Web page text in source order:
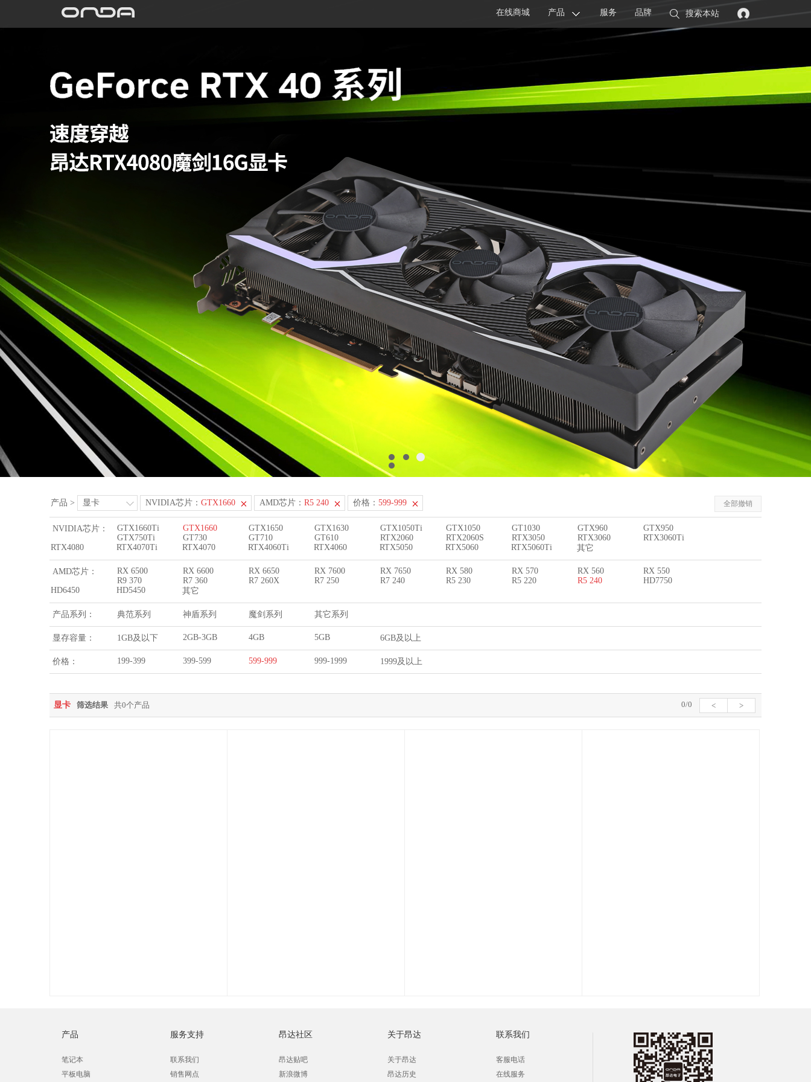
搜索本站
品牌
服务
产品
在线商城
笔记本 显卡 主板
产品 > 显卡 NVIDIA芯片： GTX1660 AMD芯片： R5 240 价格： 599-999 全部撤销
NVIDIA芯片： GTX1660Ti GTX1660 GTX1650 GTX1630 GTX1050Ti GTX1050 GT1030 GTX960
GTX950
GTX750Ti
GT730 GT710 GT610 RTX2060 RTX2060S RTX3050 RTX3060
RTX3060Ti
RTX4080
RTX4070Ti RTX4070 RTX4060Ti RTX4060 RTX5050 RTX5060 RTX5060Ti 其它
AMD芯片： RX 6500 RX 6600 RX 6650 RX 7600 RX 7650 RX 580 RX 570 RX 560
RX 550
R9 370
R7 360 R7 260X R7 250 R7 240 R5 230 R5 220 R5 240
HD7750
HD6450
HD5450 其它
产品系列： 典范系列 神盾系列 魔剑系列 其它系列
显存容量： 1GB及以下 2GB-3GB 4GB 5GB 6GB及以上
价格： 199-399 399-599 599-999 999-1999 1999及以上
显卡 筛选结果 共0个产品 0/0 < >
产品
笔记本
平板电脑
服务支持
联系我们
销售网点
昂达社区
昂达贴吧
新浪微博
关于昂达
关于昂达
昂达历史
联系我们
客服电话
在线服务